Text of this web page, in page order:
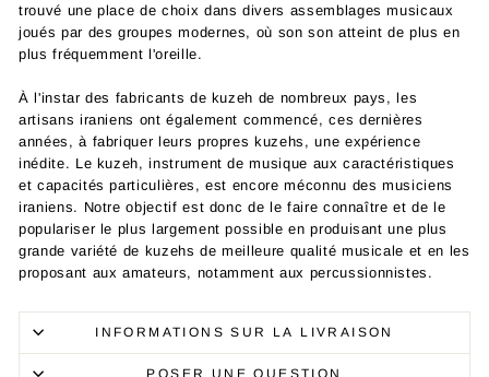
trouvé une place de choix dans divers assemblages musicaux
joués par des groupes modernes, où son son atteint de plus en
plus fréquemment l'oreille.
À l'instar des fabricants de kuzeh de nombreux pays, les
artisans iraniens ont également commencé, ces dernières
années, à fabriquer leurs propres kuzehs, une expérience
inédite. Le kuzeh, instrument de musique aux caractéristiques
et capacités particulières, est encore méconnu des musiciens
iraniens. Notre objectif est donc de le faire connaître et de le
populariser le plus largement possible en produisant une plus
grande variété de kuzehs de meilleure qualité musicale et en les
proposant aux amateurs, notamment aux percussionnistes.
INFORMATIONS SUR LA LIVRAISON
POSER UNE QUESTION